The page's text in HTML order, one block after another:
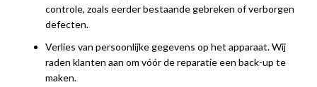
controle, zoals eerder bestaande gebreken of verborgen
defecten.
Verlies van persoonlijke gegevens op het apparaat. Wij
raden klanten aan om vóór de reparatie een back-up te
maken.